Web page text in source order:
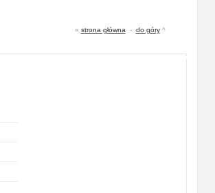
« strona główna - do góry^